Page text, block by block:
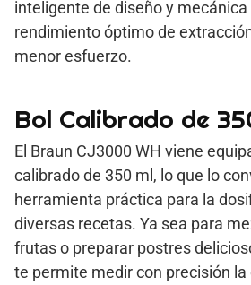
inteligente de diseño y
rendimiento óptimo de
menor esfuerzo.
Bol Calibrado de
El Braun CJ3000 WH viene
calibrado de 350 ml, lo que lo
herramienta práctica para la
diversas recetas. Ya sea para
frutas o preparar postres
te permite medir con precisión